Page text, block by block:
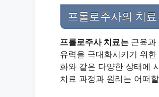
프롤로주사의 치료
프롤로주사 치료는 근육과
유력을 극대화시키기 위
화와 같은 다양한 상태에
치료 과정과 원리는 어떠